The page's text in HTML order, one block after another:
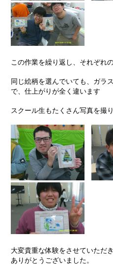
この作業を繰り返し、それぞれ
同じ絵柄を選んでいても、ガラ
で、仕上がりが全く違います
スクール生もたくさん写真を撮
大変貴重な体験をさせていただ
ありがとうございました。